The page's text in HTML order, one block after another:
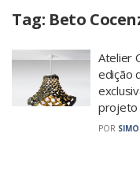
Tag: Beto
Atelier
edição
projeto
POR